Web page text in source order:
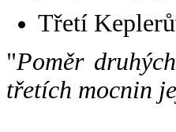
Třetí
"Poměr
třetích mocnin